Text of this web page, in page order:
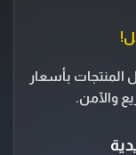
بأسعار
والآمن.